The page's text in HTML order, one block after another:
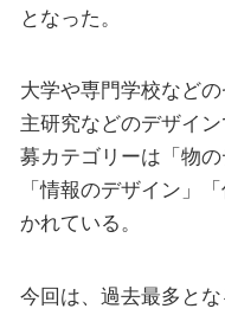
となった。
大学や専門学校など
主研究などのデザイ
募カテゴリーは「物の
「情報のデザイン」
かれている。
今回は、過去最多と